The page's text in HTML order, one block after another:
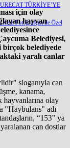
TÜRKİYE’YE
Fotoğrafçısı ile Özel
için olay
hayvan
Belediyesi,
birçok belediyede
yaralı canlar
sloganıyla can
kanama,
hayvanlarına olay
"Haybulans" adı
“153” ya
can dostlar